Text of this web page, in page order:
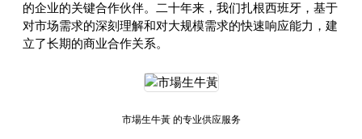
的企业的关键合作伙伴。二十年来，我们扎根西班牙，基于
对市场需求的深刻理解和对大规模需求的快速响应能力，建
立了长期的商业合作关系。
市場生牛黃 的专业供应服务